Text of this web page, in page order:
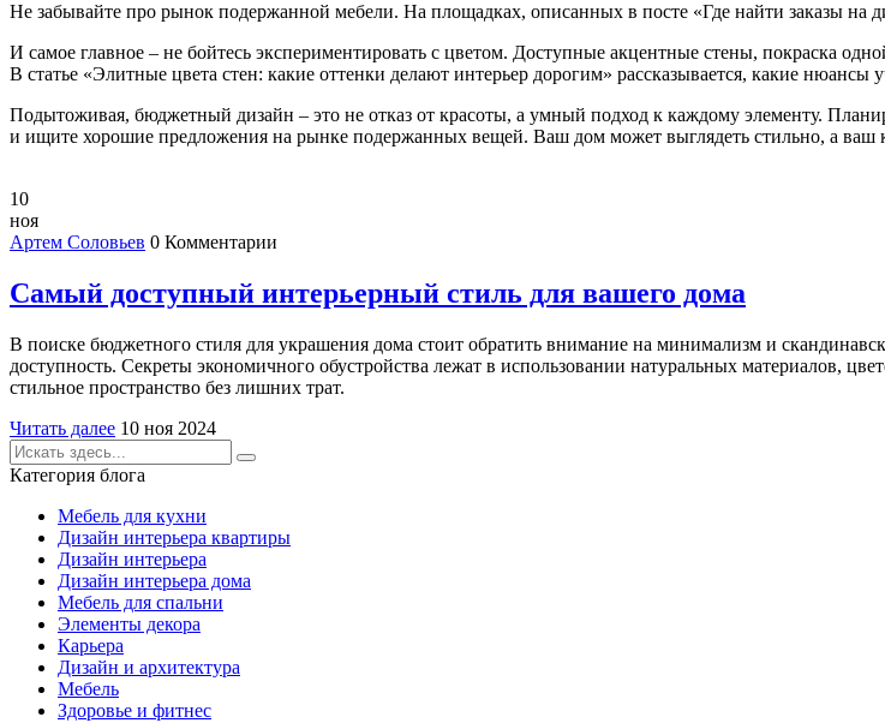
Не забывайте про рынок подержанной мебели. На площадках, описанных в посте «Где найти заказы на
И самое главное – не бойтесь экспериментировать с цветом. Доступные акцентные стены, покраска
В статье «Элитные цвета стен: какие оттенки делают интерьер дорогим» рассказывается, какие нюансы
Подытоживая, бюджетный дизайн – это не отказ от красоты, а умный подход к каждому элементу.
и ищите хорошие предложения на рынке подержанных вещей. Ваш дом может выглядеть стильно, а ваш
10
ноя
Артем Соловьев 0 Комментарии
Самый доступный интерьерный стиль для вашего дома
В поиске бюджетного стиля для украшения дома стоит обратить внимание на минимализм и
доступность. Секреты экономичного обустройства лежат в использовании натуральных материалов,
стильное пространство без лишних трат.
Читать далее 10 ноя 2024
Категория блога
Мебель для кухни
Дизайн интерьера квартиры
Дизайн интерьера
Дизайн интерьера дома
Мебель для спальни
Элементы декора
Карьера
Дизайн и архитектура
Мебель
Здоровье и фитнес